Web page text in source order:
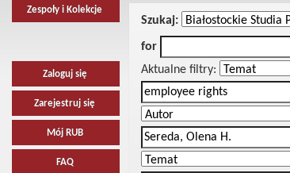
Zespoły i Kolekcje
Zaloguj się
Zarejestruj się
Mój RUB
FAQ
Szukaj:
for
Aktualne filtry: